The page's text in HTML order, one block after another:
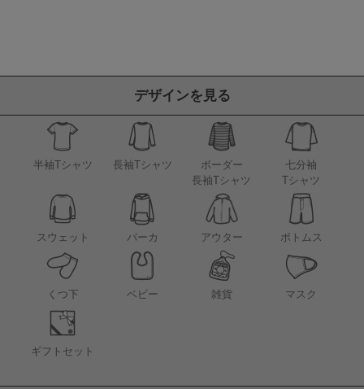
デザインを見る
半袖Tシャツ 長袖Tシャツ
ボーダー
長袖Tシャツ
七分袖
Tシャツ
スウェット パーカ アウター ボトムス
くつ下 ベビー 雑貨 マスク
ギフトセット